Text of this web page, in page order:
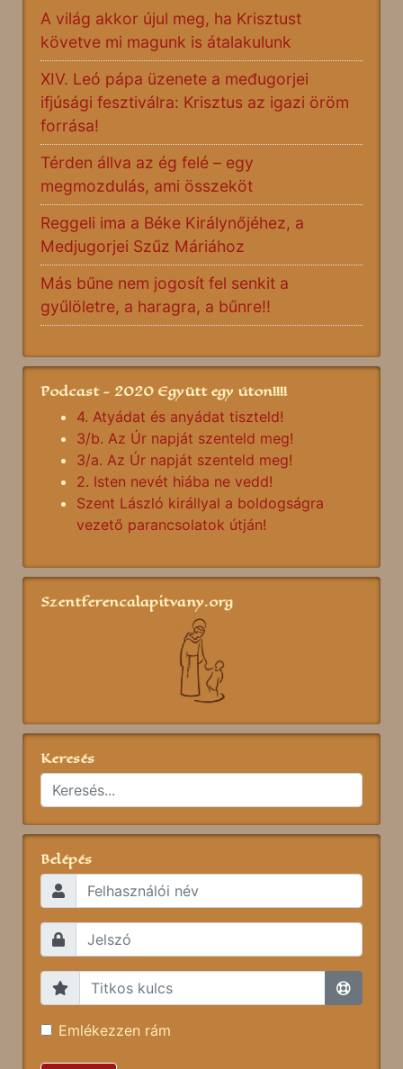
A világ akkor újul meg, ha Krisztust
követve mi magunk is átalakulunk
XIV. Leó pápa üzenete a međugorjei
ifjúsági fesztiválra: Krisztus az igazi öröm
forrása!
Térden állva az ég felé – egy
megmozdulás, ami összeköt
Reggeli ima a Béke Királynőjéhez, a
Medjugorjei Szűz Máriához
Más bűne nem jogosít fel senkit a
gyűlöletre, a haragra, a bűnre!!
Podcast - 2020 Együtt egy úton!!!!
4. Atyádat és anyádat tiszteld!
3/b. Az Úr napját szenteld meg!
3/a. Az Úr napját szenteld meg!
2. Isten nevét hiába ne vedd!
Szent László királlyal a boldogságra
vezető parancsolatok útján!
Szentferencalapitvany.org
Keresés
Belépés
Emlékezzen rám